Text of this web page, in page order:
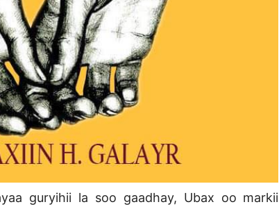
guryihii la soo gaadhay, Ubax oo markii